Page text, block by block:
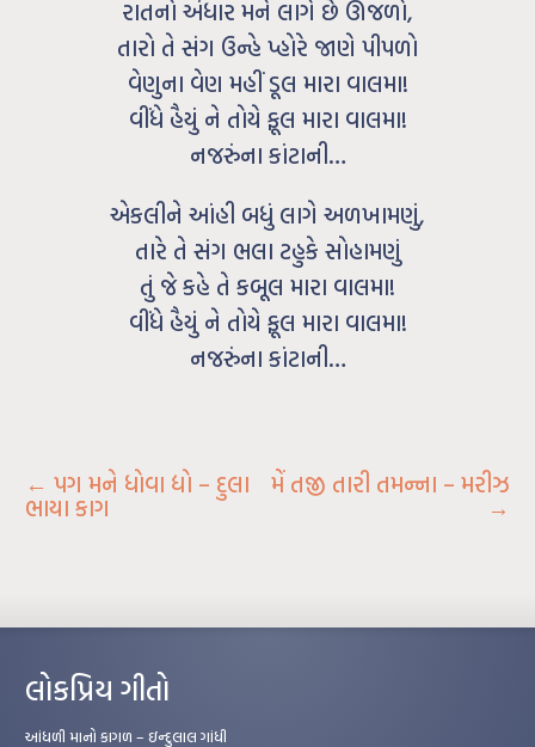
રાતનો અંધાર મને લાગે છે ઊજળો,
તારો તે સંગ ઉન્હે પ્હોરે જાણે પીપળો
વેણુના વેણ મહીં ડૂલ મારા વાલમા!
વીંધે હૈયું ને તોયે ફૂલ મારા વાલમા!
નજરુંના કાંટાની…
એકલીને આંહી બધું લાગે અળખામણું,
તારે તે સંગ ભલા ટહુકે સોહામણું
તું જે કહે તે કબૂલ મારા વાલમા!
વીંધે હૈયું ને તોયે ફૂલ મારા વાલમા!
નજરુંના કાંટાની…
← પગ મને ધોવા દ્યો – દુલા
ભાયા કાગ
મેં તજી તારી તમન્ના – મરીઝ
→
લોકપ્રિય ગીતો
આંધળી માનો કાગળ – ઇન્દુલાલ ગાંધી